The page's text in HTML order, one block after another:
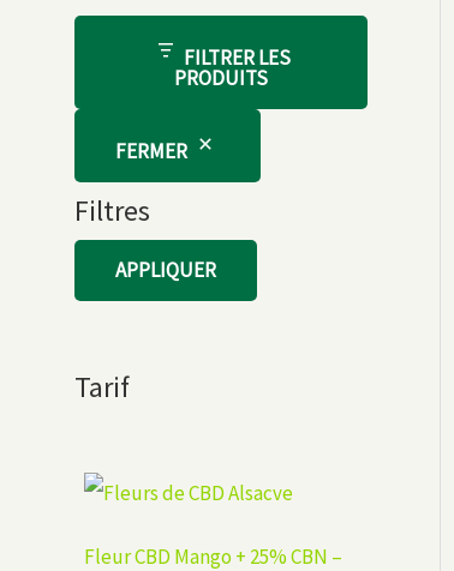
FILTRER LES
PRODUITS
FERMER
Filtres
APPLIQUER
Tarif
Fleur CBD Mango + 25% CBN –